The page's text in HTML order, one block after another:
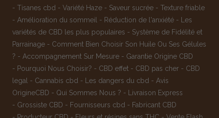
- Tisanes cbd - Variété Haze - Saveur sucrée - Texture friable
- Amélioration du sommeil - Réduction de l'anxiété -
Les
variétés de CBD les plus populaires - Système de Fidélité et
Parrainage - Comment Bien Choisir Son Huile Ou Ses Gélules
? - Accompagnement Sur Mesure - Garantie Origine CBD
- Pourquoi Nous Choisir? - CBD effet - CBD pas cher - CBD
legal
- Cannabis cbd - Les dangers du cbd - Avis
OrigineCBD - Qui Sommes Nous ? -
Livraison Express
- Grossiste CBD - Fournisseurs cbd - Fabricant CBD